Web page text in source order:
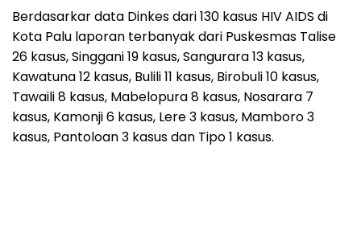
Berdasarkar data Dinkes dari 130 kasus HIV AIDS di
Kota Palu laporan terbanyak dari Puskesmas Talise
26 kasus, Singgani 19 kasus, Sangurara 13 kasus,
Kawatuna 12 kasus, Bulili 11 kasus, Birobuli 10 kasus,
Tawaili 8 kasus, Mabelopura 8 kasus, Nosarara 7
kasus, Kamonji 6 kasus, Lere 3 kasus, Mamboro 3
kasus, Pantoloan 3 kasus dan Tipo 1 kasus.